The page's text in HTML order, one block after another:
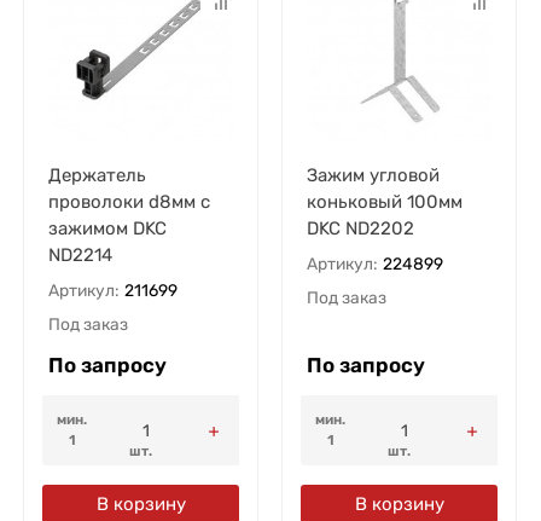
Держатель
проволоки d8мм с
зажимом DKC
ND2214
Артикул: 211699
Под заказ
По запросу
мин.
1
шт.
В корзину
Зажим угловой
коньковый 100мм
DKC ND2202
Артикул: 224899
Под заказ
По запросу
мин.
1
шт.
В корзину